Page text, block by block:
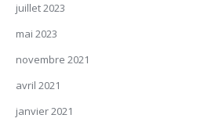
juillet 2023
mai 2023
novembre 2021
avril 2021
janvier 2021